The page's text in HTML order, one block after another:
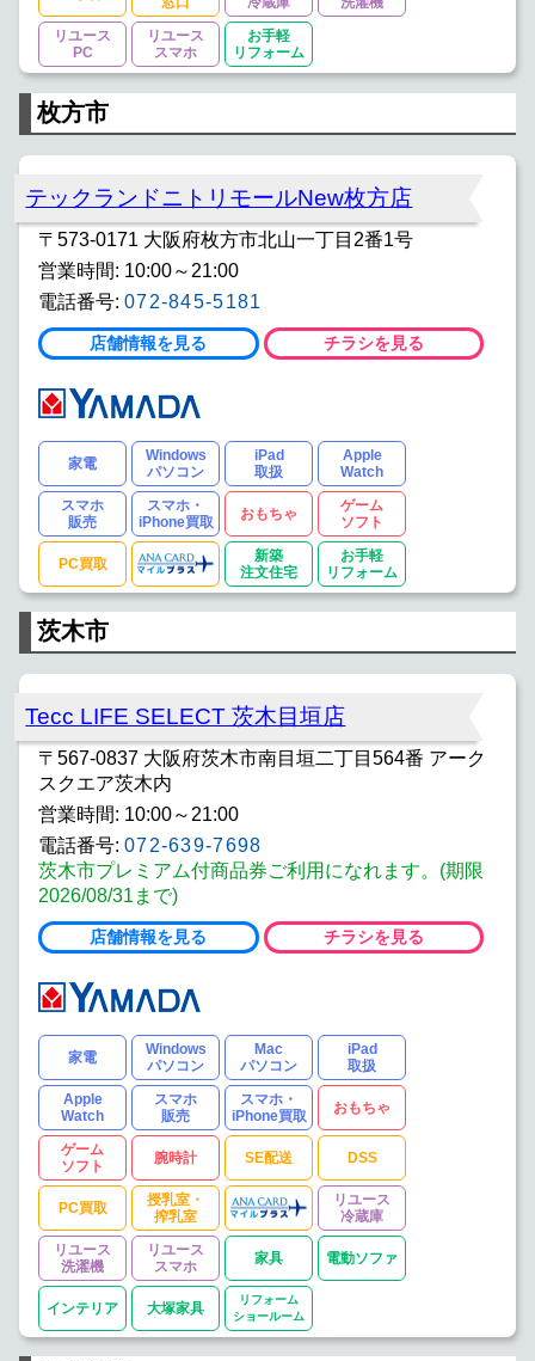
リユース
PC
リユース
スマホ
お手軽
リフォーム
枚方市
テックランドニトリモールNew枚方店
〒573-0171 大阪府枚方市北山一丁目2番1号
営業時間: 10:00～21:00
電話番号: 072-845-5181
店舗情報を見る チラシを見る
家電
Windows
パソコン
iPad
取扱
Apple
Watch
スマホ
販売
スマホ・
iPhone買取
おもちゃ
ゲーム
ソフト
PC買取
新築
注文住宅
お手軽
リフォーム
茨木市
Tecc LIFE SELECT 茨木目垣店
〒567-0837 大阪府茨木市南目垣二丁目564番 アーク
スクエア茨木内
営業時間: 10:00～21:00
電話番号: 072-639-7698
茨木市プレミアム付商品券ご利用になれます。(期限
2026/08/31まで)
店舗情報を見る チラシを見る
家電
Windows
パソコン
Mac
パソコン
iPad
取扱
Apple
Watch
スマホ
販売
スマホ・
iPhone買取
おもちゃ
ゲーム
ソフト
腕時計 SE配送 DSS
PC買取
授乳室・
搾乳室
リユース
冷蔵庫
リユース
洗濯機
リユース
スマホ
家具 電動ソファ
インテリア 大塚家具
リフォーム
ショールーム